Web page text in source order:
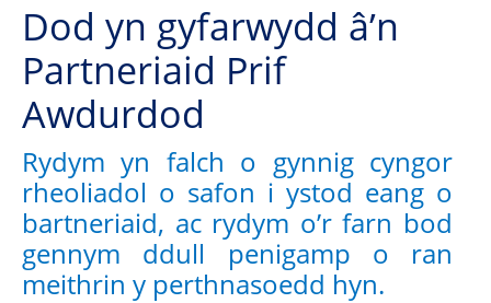
Dod yn gyfarwydd â’n
Partneriaid Prif
Awdurdod
Rydym yn falch o gynnig cyngor
rheoliadol o safon i ystod eang o
bartneriaid, ac rydym o’r farn bod
gennym ddull penigamp o ran
meithrin y perthnasoedd hyn.